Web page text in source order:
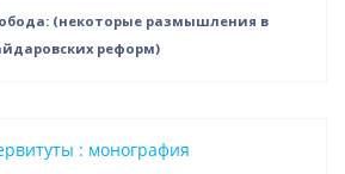
(некоторые размышления в
реформ)